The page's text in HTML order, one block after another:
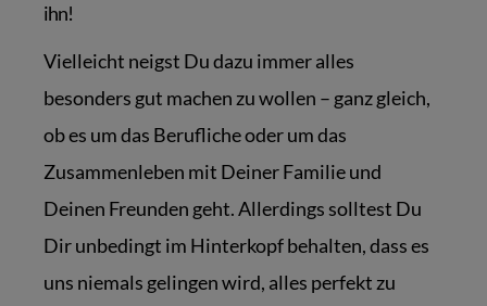
ihn!
Vielleicht neigst Du dazu immer alles
besonders gut machen zu wollen – ganz gleich,
ob es um das Berufliche oder um das
Zusammenleben mit Deiner Familie und
Deinen Freunden geht. Allerdings solltest Du
Dir unbedingt im Hinterkopf behalten, dass es
uns niemals gelingen wird, alles perfekt zu